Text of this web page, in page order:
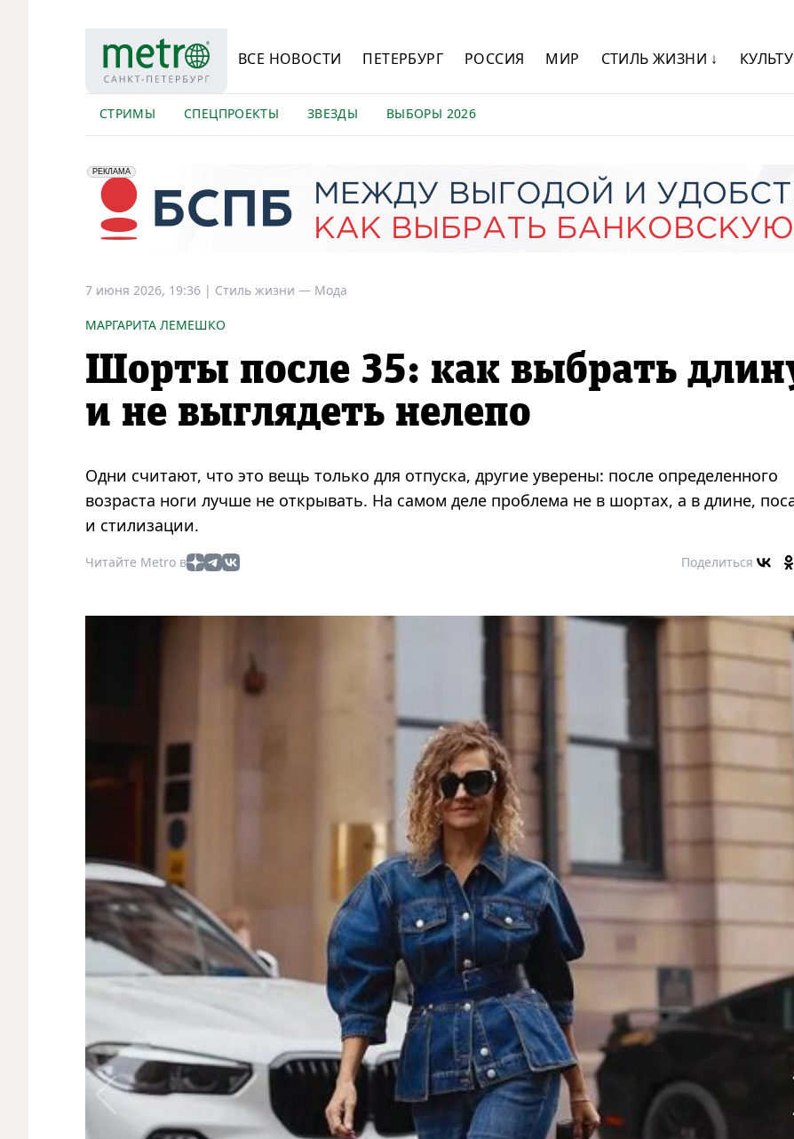
ВСЕ НОВОСТИ ПЕТЕРБУРГ РОССИЯ МИР СТИЛЬ ЖИЗНИ ↓
СТРИМЫ СПЕЦПРОЕКТЫ ЗВЕЗДЫ ВЫБОРЫ 2026
erid: 2VfnxyFybV5
РЕКЛАМА
ПАО "Банк "Санкт-Петербург", ИНН: 7831000027
7 июня 2026, 19:36 | Стиль жизни — Мода
МАРГАРИТА ЛЕМЕШКО
Шорты после 35: как выбрать
и не выглядеть нелепо
Одни считают, что это вещь только для отпуска, другие уверены: после определенного
возраста ноги лучше не открывать. На самом деле проблема не в шортах, а в длине,
и стилизации.
Читайте Metro в Поделиться